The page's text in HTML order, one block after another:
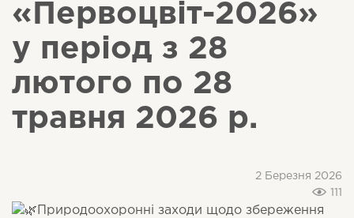
«Первоцвіт-2026»
у період з 28
лютого по 28
травня 2026 р.
2 Березня 2026
111
Природоохоронні заходи щодо збереження